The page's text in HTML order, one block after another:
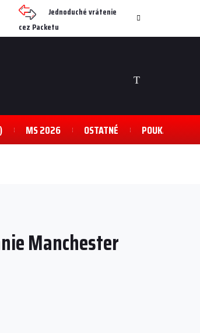
Jednoduché vrátenie
cez Packetu
NÁKUPNÝ
MS 2026 OSTATNÉ POUKAZY
Manchester